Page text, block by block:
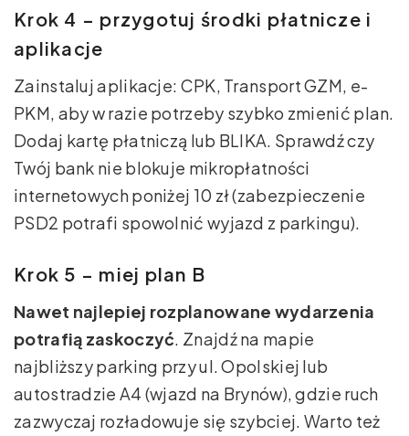
Krok 4 – przygotuj środki płatnicze i
aplikacje
Zainstaluj aplikacje: CPK, Transport GZM, e-
PKM, aby w razie potrzeby szybko zmienić plan.
Dodaj kartę płatniczą lub BLIKA. Sprawdź czy
Twój bank nie blokuje mikropłatności
internetowych poniżej 10 zł (zabezpieczenie
PSD2 potrafi spowolnić wyjazd z parkingu).
Krok 5 – miej plan B
Nawet najlepiej rozplanowane wydarzenia
potrafią zaskoczyć. Znajdź na mapie
najbliższy parking przy ul. Opolskiej lub
autostradzie A4 (wjazd na Brynów), gdzie ruch
zazwyczaj rozładowuje się szybciej. Warto też